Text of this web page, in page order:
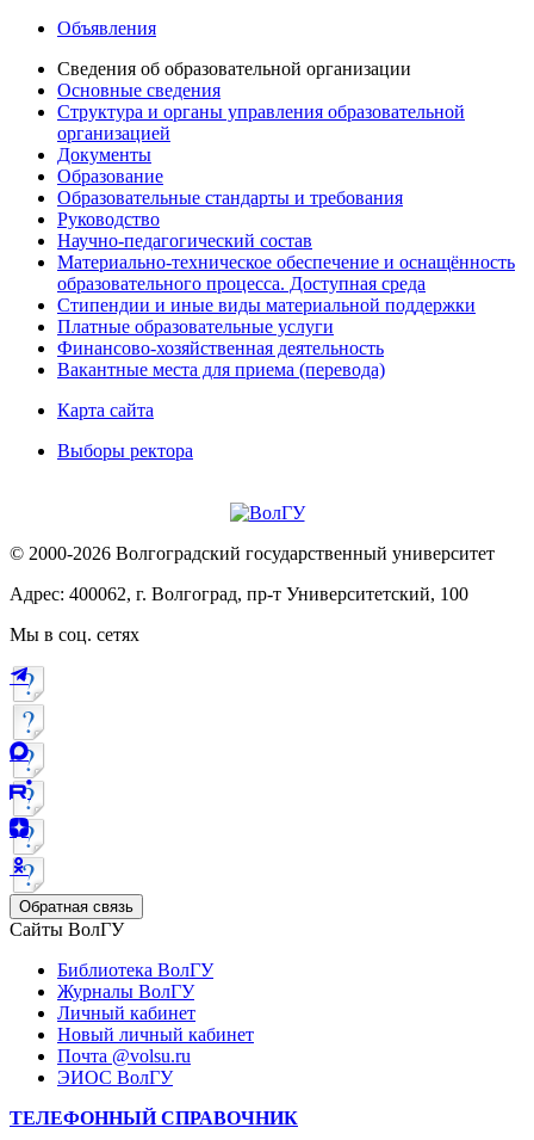
Объявления
Сведения об образовательной организации
Основные сведения
Структура и органы управления образовательной
организацией
Документы
Образование
Образовательные стандарты и требования
Руководство
Научно-педагогический состав
Материально-техническое обеспечение и оснащённость
образовательного процесса. Доступная среда
Стипендии и иные виды материальной поддержки
Платные образовательные услуги
Финансово-хозяйственная деятельность
Вакантные места для приема (перевода)
Карта сайта
Выборы ректора
© 2000-2026 Волгоградский государственный университет
Адрес: 400062, г. Волгоград, пр-т Университетский, 100
Мы в соц. сетях
Обратная связь
Сайты ВолГУ
Библиотека ВолГУ
Журналы ВолГУ
Личный кабинет
Новый личный кабинет
Почта @volsu.ru
ЭИОС ВолГУ
ТЕЛЕФОННЫЙ СПРАВОЧНИК